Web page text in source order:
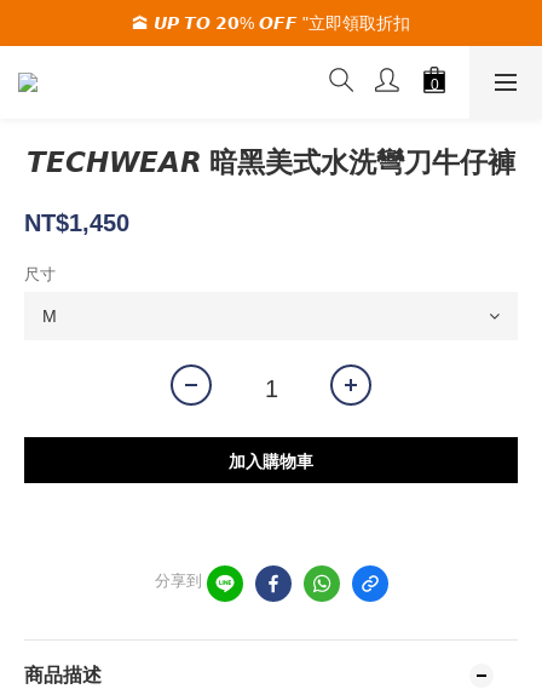
🚚夏季活動期間 滿2000限時免運🚚
🕋 𝙐𝙋 𝙏𝙊 𝟮𝟬% 𝙊𝙁𝙁 "立即領取折扣
🚚夏季活動期間 滿2000限時免運🚚
𝙏𝙀𝘾𝙃𝙒𝙀𝘼𝙍 暗黑美式水洗彎刀牛仔褲
NT$1,450
尺寸
加入購物車
分享到
商品描述